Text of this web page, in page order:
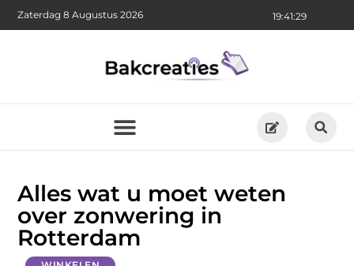
19:41:31
Zaterdag 8 Augustus 2026
Alles wat u moet weten
over zonwering in
Rotterdam